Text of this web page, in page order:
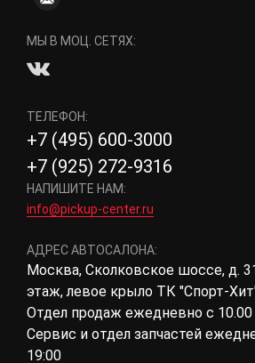
МЫ В МОЦ. СЕТЯХ:
ТЕЛЕФОН:
+7 (495) 600-3000
+7 (925) 272-9316
НАПИШИТЕ НАМ:
info@pickup-center.ru
АДРЕС АВТОСАЛОНА:
Москва, Сколковское шоссе, д.
этаж, левое крыло ТК "Спорт-
Отдел продаж ежедневно с 10.00
Сервис и отдел запчастей
19:00